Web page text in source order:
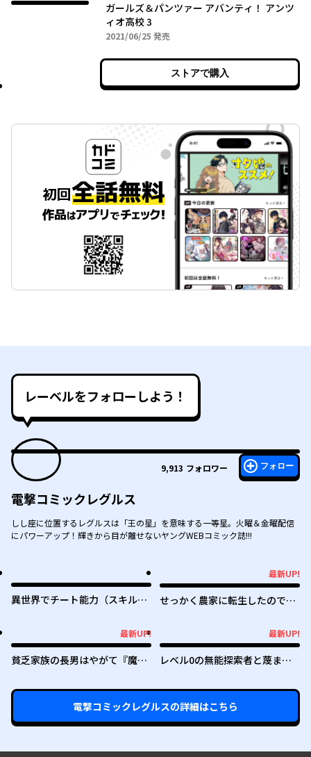
ガールズ＆パンツァー アバンティ！ アンツ
ィオ高校 3
2021/06/25 2021年06月25日
発売
ストアで購入
レーベルをフォローしよう！
9,913 フォロワー フォロー
電撃コミックレグルス
しし座に位置するレグルスは「王の星」を意味する一等星。火曜＆金曜配信
にパワーアップ！輝きから目が離せないヤングWEBコミック誌!!!
異世界でチート能力（スキル）
無双する ～レベルアップは人生
を変えた～
最新UP!
せっかく農家に転生したので勇
最新UP!
貧乏家族の長男はやがて『魔
最新UP!
レベル0の無能探索者と蔑まれ
ンキング1位は謎の人～
電撃コミックレグルスの詳細はこちら